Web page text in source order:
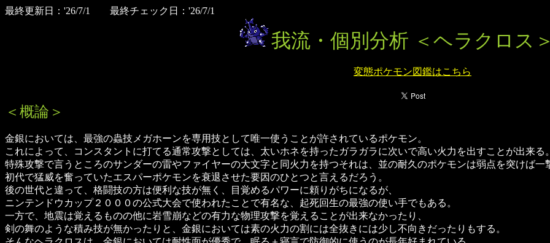
最終更新日：'26/7/1 最終チェック日：'26/7/1
我流・個別分析 ＜ヘラクロス
変態ポケモン図鑑はこちら
＜概論＞
金銀においては、最強の蟲技メガホーンを専用技として唯一使うことが許されているポケモン。
これによって、コンスタントに打てる通常攻撃としては、太いホネを持ったガラガラに次いで高い火力を出すことが出来る
特殊攻撃で言うところのサンダーの雷やファイヤーの大文字と同火力を持つそれは、並の耐久のポケモンは弱点を突けば一
初代で猛威を奮っていたエスパーポケモンを衰退させた要因のひとつと言えるだろう。
後の世代と違って、格闘技の方は便利な技が無く、目覚めるパワーに頼りがちになるが、
ニンテンドウカップ２０００の公式大会で使われたことで有名な、起死回生の最強の使い手でもある。
一方で、地震は覚えるものの他に岩雪崩などの有力な物理攻撃を覚えることが出来なかったり、
剣の舞のような積み技が無かったりと、金銀においては素の火力の割には全抜きには少し不向きだったりもする。